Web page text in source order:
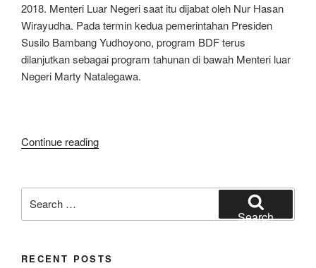
2018. Menteri Luar Negeri saat itu dijabat oleh Nur Hasan
Wirayudha. Pada termin kedua pemerintahan Presiden
Susilo Bambang Yudhoyono, program BDF terus
dilanjutkan sebagai program tahunan di bawah Menteri luar
Negeri Marty Natalegawa.
Continue reading“Makalah
Bima:
Menuju
Substantial,
for:
Search
RECENT POSTS